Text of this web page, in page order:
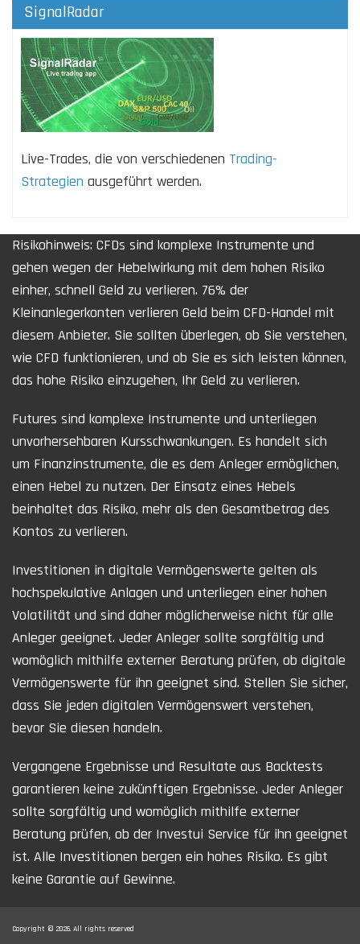
SignalRadar
Live-Trades, die von verschiedenen Trading-
Strategien ausgeführt werden.
Risikohinweis: CFDs sind komplexe Instrumente und
gehen wegen der Hebelwirkung mit dem hohen Risiko
einher, schnell Geld zu verlieren. 76% der
Kleinanlegerkonten verlieren Geld beim CFD-Handel mit
diesem Anbieter. Sie sollten überlegen, ob Sie verstehen,
wie CFD funktionieren, und ob Sie es sich leisten können,
das hohe Risiko einzugehen, Ihr Geld zu verlieren.
Futures sind komplexe Instrumente und unterliegen
unvorhersehbaren Kursschwankungen. Es handelt sich
um Finanzinstrumente, die es dem Anleger ermöglichen,
einen Hebel zu nutzen. Der Einsatz eines Hebels
beinhaltet das Risiko, mehr als den Gesamtbetrag des
Kontos zu verlieren.
Investitionen in digitale Vermögenswerte gelten als
hochspekulative Anlagen und unterliegen einer hohen
Volatilität und sind daher möglicherweise nicht für alle
Anleger geeignet. Jeder Anleger sollte sorgfältig und
womöglich mithilfe externer Beratung prüfen, ob digitale
Vermögenswerte für ihn geeignet sind. Stellen Sie sicher,
dass Sie jeden digitalen Vermögenswert verstehen,
bevor Sie diesen handeln.
Vergangene Ergebnisse und Resultate aus Backtests
garantieren keine zukünftigen Ergebnisse. Jeder Anleger
sollte sorgfältig und womöglich mithilfe externer
Beratung prüfen, ob der Investui Service für ihn geeignet
ist. Alle Investitionen bergen ein hohes Risiko. Es gibt
keine Garantie auf Gewinne.
Copyright © 2026. All rights reserved